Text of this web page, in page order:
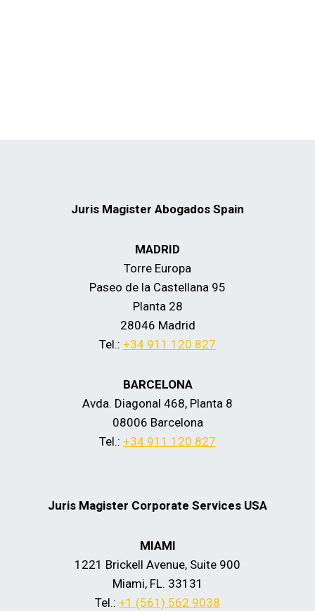
Juris Magister Abogados Spain
MADRID
Torre Europa
Paseo de la Castellana 95
Planta 28
28046 Madrid
Tel.: +34 911 120 827
BARCELONA
Avda. Diagonal 468, Planta 8
08006 Barcelona
Tel.: +34 911 120 827
Juris Magister Corporate Services USA
MIAMI
1221 Brickell Avenue, Suite 900
Miami, FL. 33131
Tel.: +1 (561) 562 9038